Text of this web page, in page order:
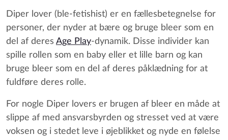
Diper lover (ble-fetishist) er en fællesbetegnelse for
personer, der nyder at bære og bruge bleer som en
del af deres Age Play-dynamik. Disse individer kan
spille rollen som en baby eller et lille barn og kan
bruge bleer som en del af deres påklædning for at
fuldføre deres rolle.
For nogle Diper lovers er brugen af bleer en måde at
slippe af med ansvarsbyrden og stresset ved at være
voksen og i stedet leve i øjeblikket og nyde en følelse